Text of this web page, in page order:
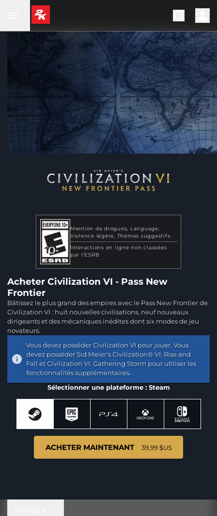
Mention de drogues Language
Violence légère Thèmes suggestifs
Interactions en ligne non classées
par l'ESRB
Acheter Civilization VI - Pass New
Frontier
Bâtissez le plus grand des empires avec le Pass New Frontier de
Civilization VI : huit nouvelles civilisations, neuf nouveaux
dirigeants et des mécaniques inédites dont six modes de jeu
novateurs.
Vous devez posséder Civilization VI pour jouer. Vous
devez posséder Sid Meier's Civilization® VI: Rise and
Fall et Civilization VI: Gathering Storm pour utiliser les
fonctionnalités supplémentaires.
Sélectionner une plateforme : Steam
ACHETER MAINTENANT 39,99 $US